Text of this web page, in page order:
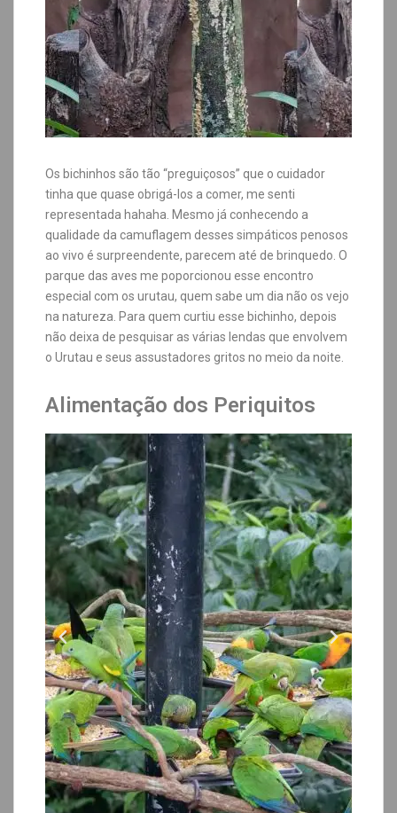
Os bichinhos são tão “preguiçosos” que o cuidador
tinha que quase obrigá-los a comer, me senti
representada hahaha. Mesmo já conhecendo a
qualidade da camuflagem desses simpáticos penosos
ao vivo é surpreendente, parecem até de brinquedo. O
parque das aves me poporcionou esse encontro
especial com os urutau, quem sabe um dia não os vejo
na natureza. Para quem curtiu esse bichinho, depois
não deixa de pesquisar as várias lendas que envolvem
o Urutau e seus assustadores gritos no meio da noite.
Alimentação dos Periquitos